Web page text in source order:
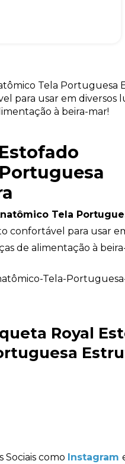
Tela Portuguesa
para usar em diversos
à beira-mar!
Tela
confortável para usar
de alimentação à
Royal
Sociais como Instagram